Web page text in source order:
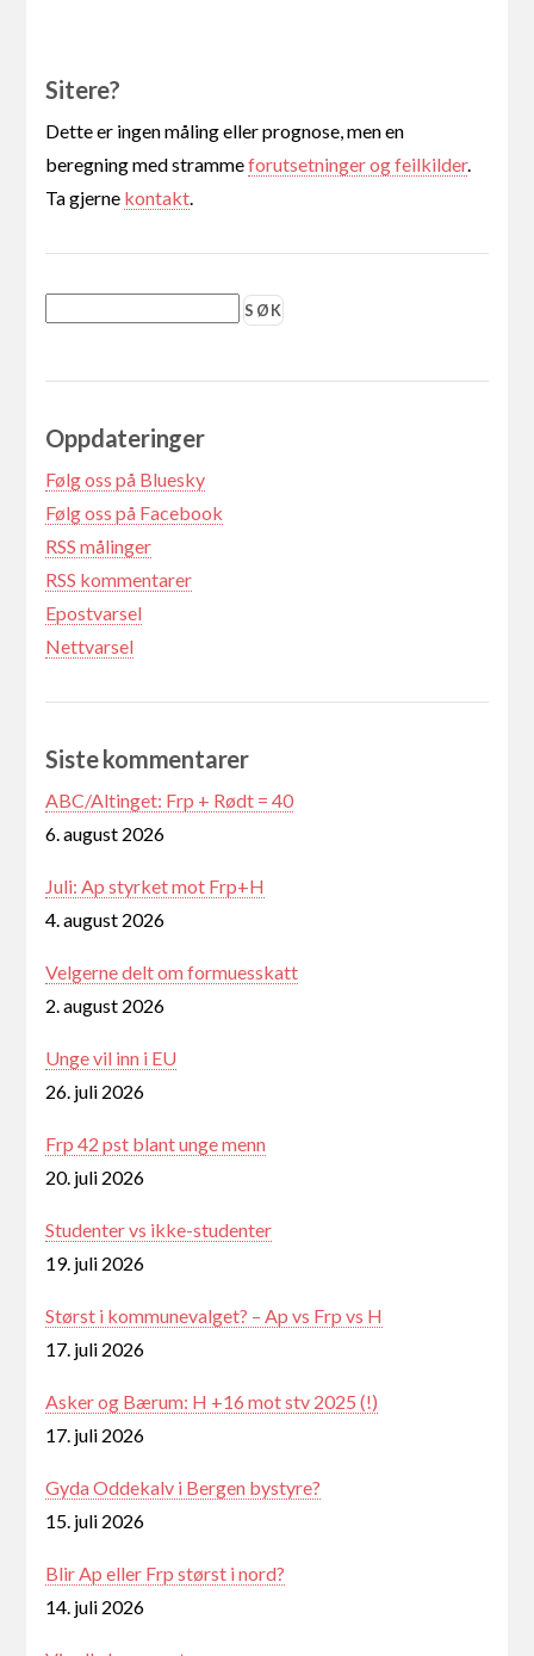
Sitere?
Dette er ingen måling eller prognose, men en
beregning med strammeforutsetninger og feilkilder.
Ta gjerne kontakt.
Oppdateringer
Følg oss på Bluesky
Følg oss på Facebook
RSS målinger
RSS kommentarer
Epostvarsel
Nettvarsel
Siste kommentarer
ABC/Altinget: Frp + Rødt = 40
6. august 2026
Juli: Ap styrket mot Frp+H
4. august 2026
Velgerne delt om formuesskatt
2. august 2026
Unge vil inn i EU
26. juli 2026
Frp 42 pst blant unge menn
20. juli 2026
Studenter vs ikke-studenter
19. juli 2026
Størst i kommunevalget? – Ap vs Frp vs H
17. juli 2026
Asker og Bærum: H +16 mot stv 2025 (!)
17. juli 2026
Gyda Oddekalv i Bergen bystyre?
15. juli 2026
Blir Ap eller Frp størst i nord?
14. juli 2026